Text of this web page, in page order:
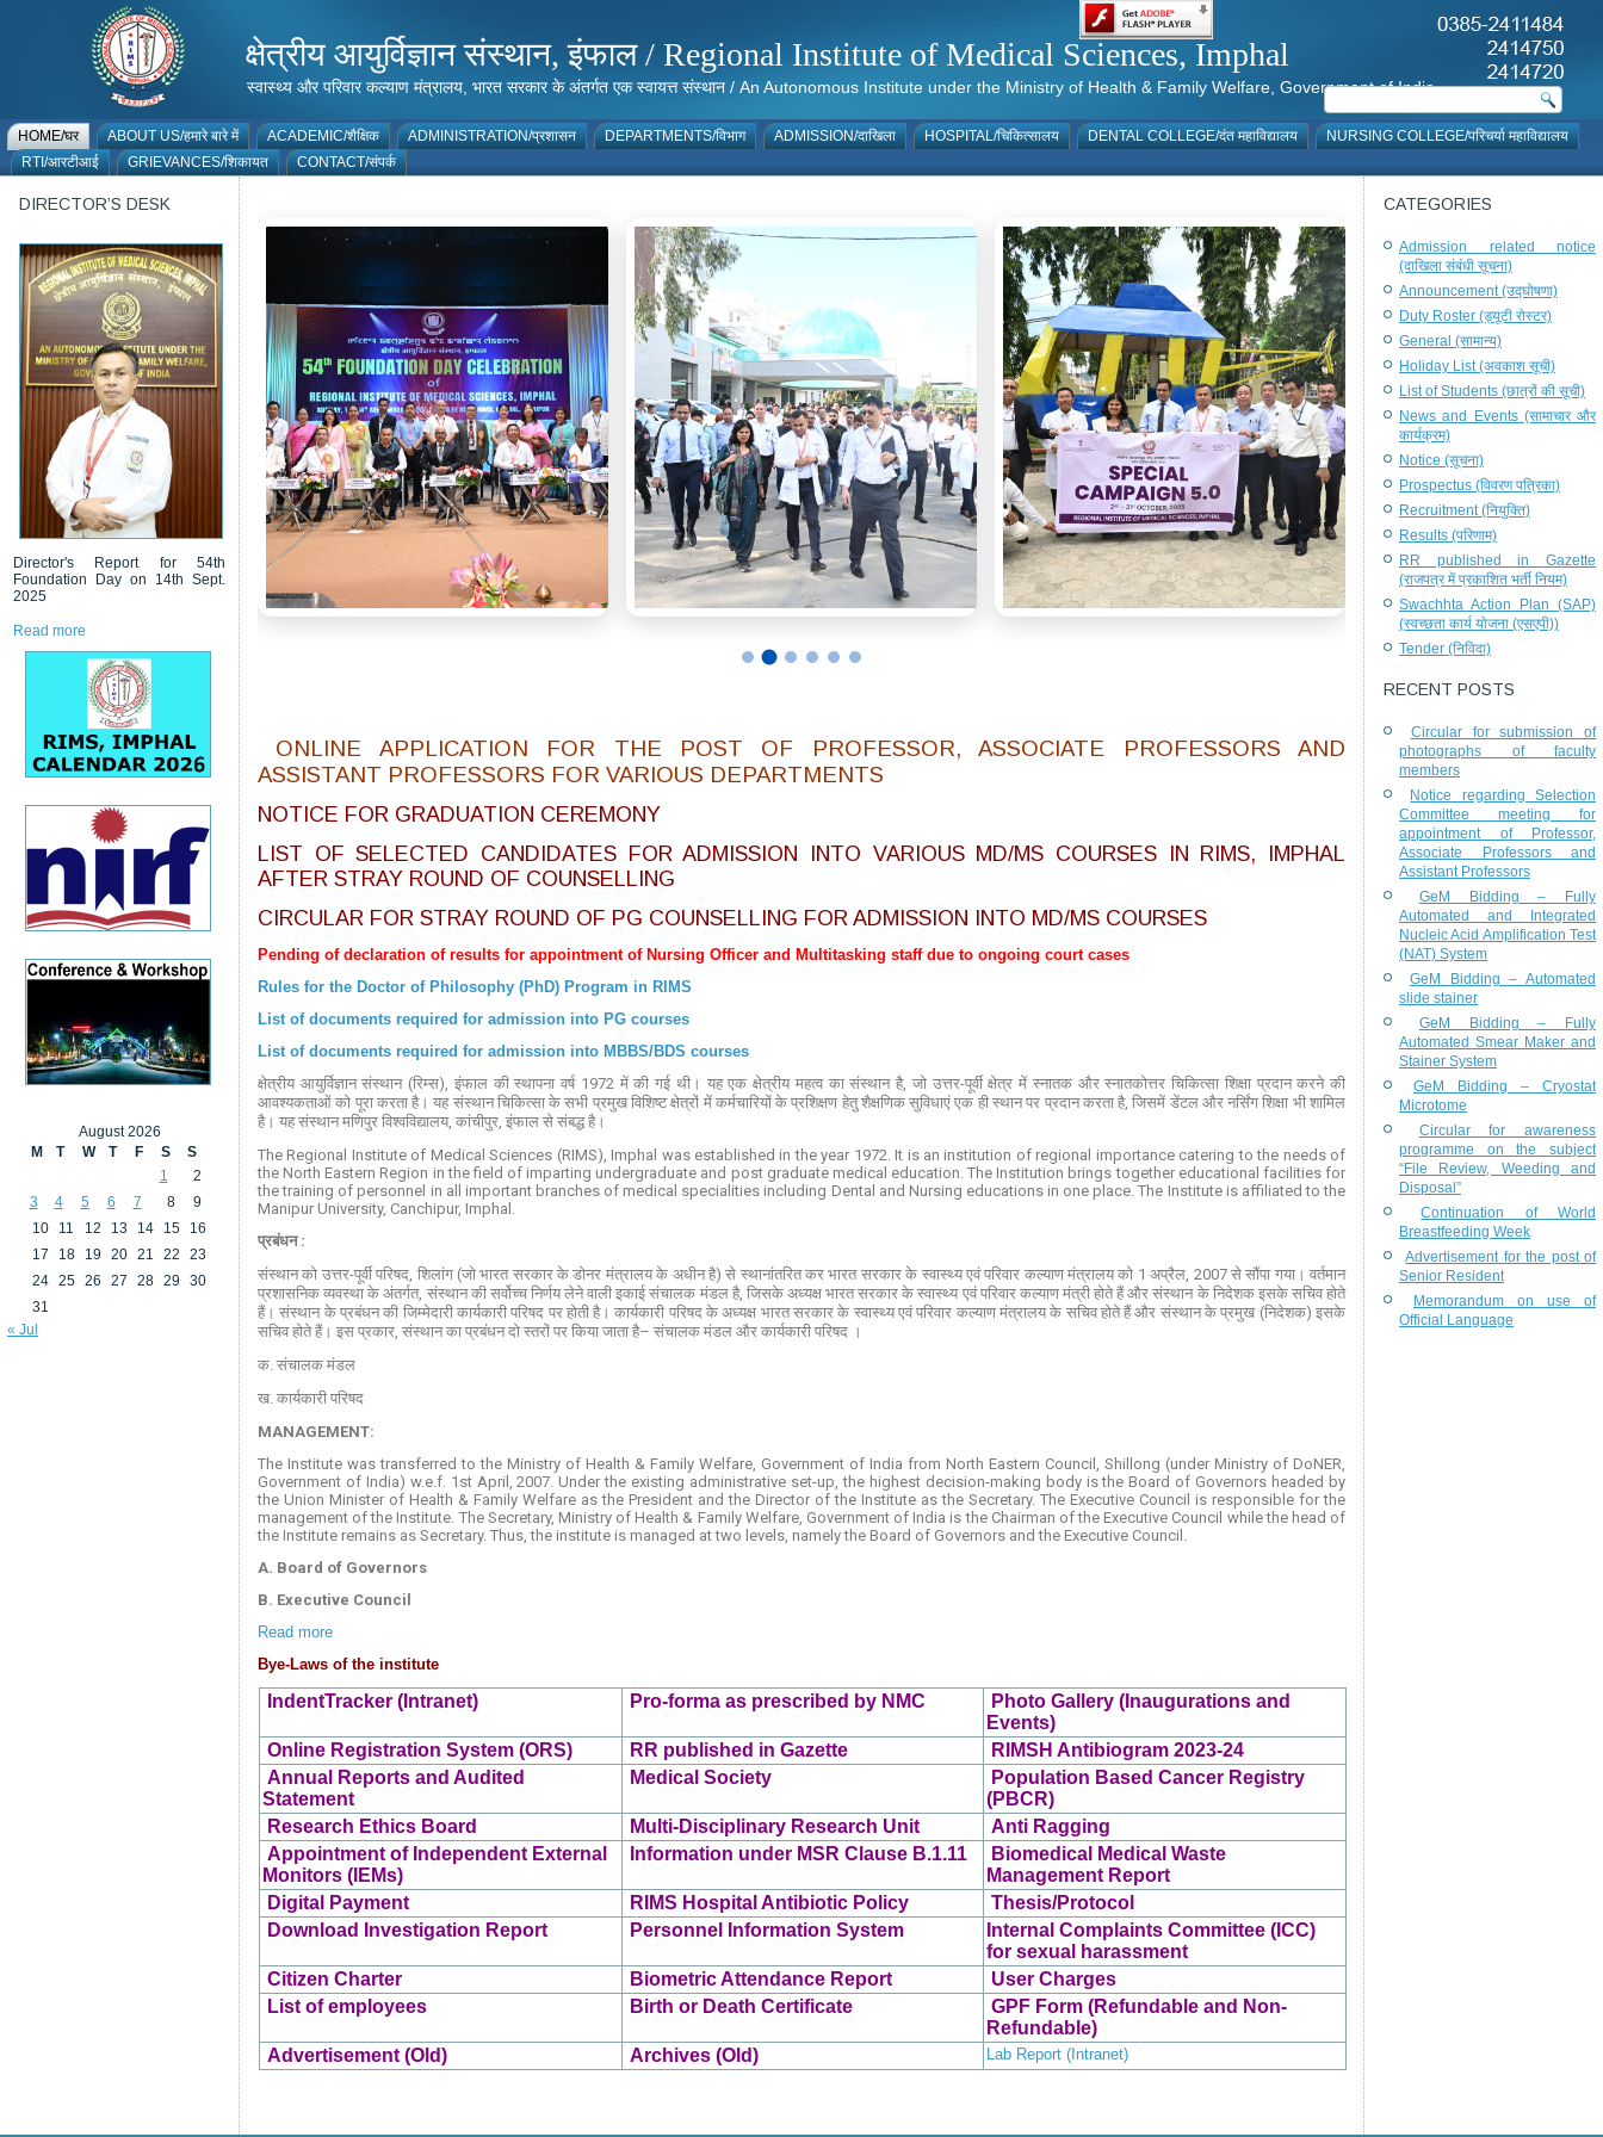
क्षेत्रीय आयुर्विज्ञान संस्थान, इंफाल / Regional Institute of Medical Sciences, Imphal
स्वास्थ्य और परिवार कल्याण मंत्रालय, भारत सरकार के अंतर्गत एक स्वायत्त संस्थान / An Autonomous Institute under the Ministry of Health & Family Welfare, Government of India
HOME/घर ABOUT US/हमारे बारे में ACADEMIC/शैक्षिक ADMINISTRATION/प्रशासन DEPARTMENTS/विभाग ADMISSION/दाखिला HOSPITAL/चिकित्सालय DENTAL COLLEGE/दंत महाविद्यालय
NURSING COLLEGE/परिचर्या महाविद्यालय
RTI/आरटीआई
GRIEVANCES/शिकायत CONTACT/संपर्क
DIRECTOR’S DESK
Director's Report for 54th
Foundation Day on 14th Sept.
2025
Read more
August 2026
M
T W T F S
S
1
2
3
4 5 6 7 8
9
10
11 12 13 14 15
16
17
18 19 20 21 22
23
24 25 26 27 28 29
30
31
« Jul
ONLINE APPLICATION FOR THE POST OF PROFESSOR, ASSOCIATE PROFESSORS AND
ASSISTANT PROFESSORS FOR VARIOUS DEPARTMENTS
NOTICE FOR GRADUATION CEREMONY
LIST OF SELECTED CANDIDATES FOR ADMISSION INTO VARIOUS MD/MS COURSES IN RIMS, IMPHAL
AFTER STRAY ROUND OF COUNSELLING
CIRCULAR FOR STRAY ROUND OF PG COUNSELLING FOR ADMISSION INTO MD/MS COURSES
Pending of declaration of results for appointment of Nursing Officer and Multitasking staff due to ongoing court cases
Rules for the Doctor of Philosophy (PhD) Program in RIMS
List of documents required for admission into PG courses
List of documents required for admission into MBBS/BDS courses
क्षेत्रीय आयुर्विज्ञान संस्थान (रिम्स), इंफाल की स्थापना वर्ष 1972 में की गई थी। यह एक क्षेत्रीय महत्व का संस्थान है, जो उत्तर-पूर्वी क्षेत्र में स्नातक और स्नातकोत्तर चिकित्सा शिक्षा प्रदान करने की
आवश्यकताओं को पूरा करता है। यह संस्थान चिकित्सा के सभी प्रमुख विशिष्ट क्षेत्रों में कर्मचारियों के प्रशिक्षण हेतु शैक्षणिक सुविधाएं एक ही स्थान पर प्रदान करता है, जिसमें डेंटल और नर्सिंग शिक्षा भी शामिल
है। यह संस्थान मणिपुर विश्वविद्यालय, कांचीपुर, इंफाल से संबद्ध है।
The Regional Institute of Medical Sciences (RIMS), Imphal was established in the year 1972. It is an institution of regional importance catering to the needs of
the North Eastern Region in the field of imparting undergraduate and post graduate medical education. The Institution brings together educational facilities for
the training of personnel in all important branches of medical specialities including Dental and Nursing educations in one place. The Institute is affiliated to the
Manipur University, Canchipur, Imphal.
प्रबंधन :
संस्थान को उत्तर-पूर्वी परिषद, शिलांग (जो भारत सरकार के डोनर मंत्रालय के अधीन है) से स्थानांतरित कर भारत सरकार के स्वास्थ्य एवं परिवार कल्याण मंत्रालय को 1 अप्रैल, 2007 से सौंपा गया। वर्तमान
प्रशासनिक व्यवस्था के अंतर्गत, संस्थान की सर्वोच्च निर्णय लेने वाली इकाई संचालक मंडल है, जिसके अध्यक्ष भारत सरकार के स्वास्थ्य एवं परिवार कल्याण मंत्री होते हैं और संस्थान के निदेशक इसके सचिव होते
हैं। संस्थान के प्रबंधन की जिम्मेदारी कार्यकारी परिषद पर होती है। कार्यकारी परिषद के अध्यक्ष भारत सरकार के स्वास्थ्य एवं परिवार कल्याण मंत्रालय के सचिव होते हैं और संस्थान के प्रमुख (निदेशक) इसके
सचिव होते हैं। इस प्रकार, संस्थान का प्रबंधन दो स्तरों पर किया जाता है– संचालक मंडल और कार्यकारी परिषद ।
क. संचालक मंडल
ख. कार्यकारी परिषद
MANAGEMENT:
The Institute was transferred to the Ministry of Health & Family Welfare, Government of India from North Eastern Council, Shillong (under Ministry of DoNER,
Government of India) w.e.f. 1st April, 2007. Under the existing administrative set-up, the highest decision-making body is the Board of Governors headed by
the Union Minister of Health & Family Welfare as the President and the Director of the Institute as the Secretary. The Executive Council is responsible for the
management of the Institute. The Secretary, Ministry of Health & Family Welfare, Government of India is the Chairman of the Executive Council while the head of
the Institute remains as Secretary. Thus, the institute is managed at two levels, namely the Board of Governors and the Executive Council.
A. Board of Governors
B. Executive Council
Read more
Bye-Laws of the institute
IndentTracker (Intranet) Pro-forma as prescribed by N MC
Photo Gallery (Inaugurations and
Events)
Online Registration System (ORS)
RR published in Gazette
RIMSH Antibiogram 2023-24
Annual Reports and Audited
Statement
Medical Society
Population Based Cancer Registry
(PBCR)
Research Ethics Board
Multi-Disciplinary Research Unit
Anti Ragging
Appointment of Independent External
Monitors (IEMs)
Information under MSR Clause B.1.11
Biomedical Medical Waste
Management Report
Digital Payment
RIMS Hospital Antibiotic Policy
Thesis/Protocol
Download Investigation Report
Personnel Information System
Internal Complaints Committee (ICC)
for sexual harassment
Citizen Charter
Biometric Attendance Report
User Charges
List of employees
Birth or Death Certificate
GPF Form (Refundable and Non-
Refundable)
Advertisement (Old)
Archives (Old) Lab Report (Intranet)
CATEGORIES
Admission related notice
(दाखिला संबंधी सूचना)
Announcement (उद्घोषणा)
Duty Roster (ड्यूटी रोस्टर)
General (सामान्य)
Holiday List (अवकाश सूची)
List of Students (छात्रों की सूची)
News and Events (सामाचार और
कार्यक्रम)
Notice (सूचना)
Prospectus (विवरण पत्रिका)
Recruitment (नियुक्ति)
Results (परिणाम)
RR published in Gazette
(राजपत्र में प्रकाशित भर्ती नियम)
Swachhta Action Plan (SAP)
(स्वच्छता कार्य योजना (एसएपी))
Tender (निविदा)
RECENT POSTS
Circular for submission of
photographs of faculty
members
Notice regarding Selection
Committee meeting for
appointment of Professor,
Associate Professors and
Assistant Professors
GeM Bidding – Fully
Automated and Integrated
Nucleic Acid Amplification Test
(NAT) System
GeM Bidding – Automated
slide stainer
GeM Bidding – Fully
Automated Smear Maker and
Stainer System
GeM Bidding – Cryostat
Microtome
Circular for awareness
programme on the subject
“File Review, Weeding and
Disposal”
Continuation of World
Breastfeeding Week
Advertisement for the post of
Senior Resident
Memorandum on use of
Official Language